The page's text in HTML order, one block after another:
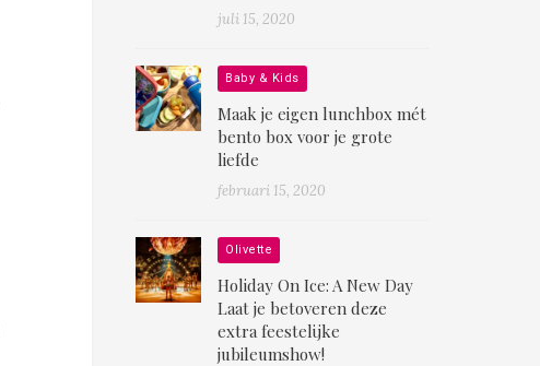
juli 15, 2020
Baby & Kids
Maak je eigen lunchbox mét
bento box voor je grote
liefde
februari 15, 2020
Olivette
Holiday On Ice: A New Day
Laat je betoveren deze
extra feestelijke
jubileumshow!